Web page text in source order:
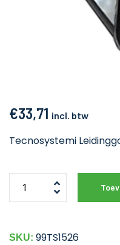
€33,71 incl. btw
Tecnosystemi
SKU: 99TS1526